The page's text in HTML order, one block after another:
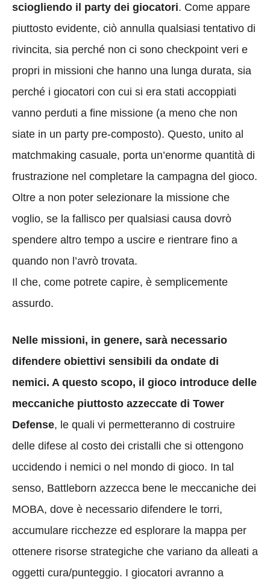
sciogliendo il party dei giocatori. Come appare
piuttosto evidente, ciò annulla qualsiasi tentativo di
rivincita, sia perché non ci sono checkpoint veri e
propri in missioni che hanno una lunga durata, sia
perché i giocatori con cui si era stati accoppiati
vanno perduti a fine missione (a meno che non
siate in un party pre-composto). Questo, unito al
matchmaking casuale, porta un’enorme quantità di
frustrazione nel completare la campagna del gioco.
Oltre a non poter selezionare la missione che
voglio, se la fallisco per qualsiasi causa dovrò
spendere altro tempo a uscire e rientrare fino a
quando non l’avrò trovata.
Il che, come potrete capire, è semplicemente
assurdo.
Nelle missioni, in genere, sarà necessario
difendere obiettivi sensibili da ondate di
nemici. A questo scopo, il gioco introduce delle
meccaniche piuttosto azzeccate di Tower
Defense, le quali vi permetteranno di costruire
delle difese al costo dei cristalli che si ottengono
uccidendo i nemici o nel mondo di gioco. In tal
senso, Battleborn azzecca bene le meccaniche dei
MOBA, dove è necessario difendere le torri,
accumulare ricchezze ed esplorare la mappa per
ottenere risorse strategiche che variano da alleati a
oggetti cura/punteggio. I giocatori avranno a